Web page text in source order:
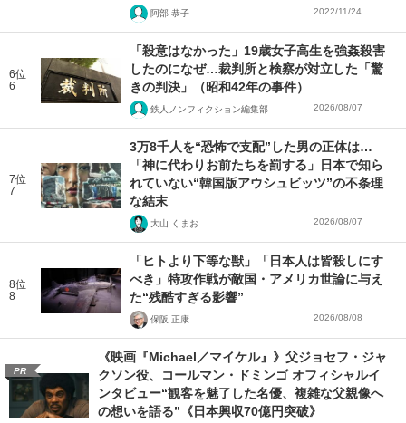
阿部 恭子 2022/11/24
6位
6
「殺意はなかった」19歳女子高生を強姦殺害
したのになぜ…裁判所と検察が対立した「驚
きの判決」（昭和42年の事件）
鉄人ノンフィクション編集部 2026/08/07
7位
7
3万8千人を“恐怖で支配”した男の正体は…
「神に代わりお前たちを罰する」日本で知ら
れていない“韓国版アウシュビッツ”の不条理
な結末
大山 くまお 2026/08/07
8位
8
「ヒトより下等な獣」「日本人は皆殺しにす
べき」特攻作戦が敵国・アメリカ世論に与え
た“残酷すぎる影響”
保阪 正康 2026/08/08
PR
《映画『Michael／マイケル』》父ジョセフ・ジャ
クソン役、コールマン・ドミンゴ オフィシャルイ
ンタビュー“観客を魅了した名優、複雑な父親像へ
の想いを語る”《日本興収70億円突破》